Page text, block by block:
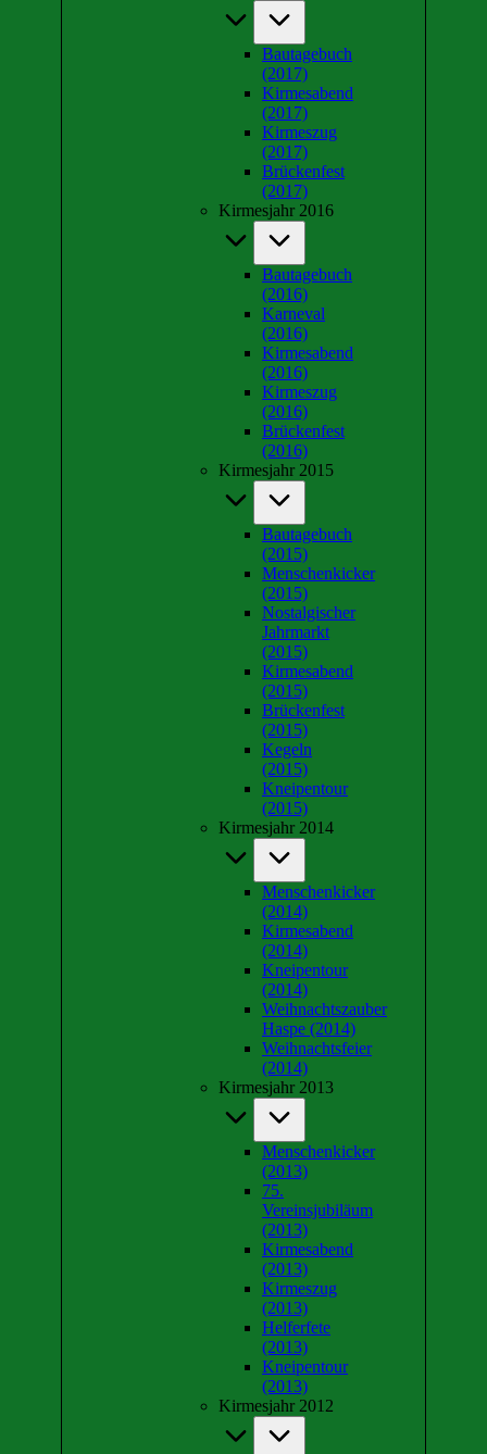
Bautagebuch
(2017)
Kirmesabend
(2017)
Kirmeszug
(2017)
Brückenfest
(2017)
Kirmesjahr 2016
Bautagebuch
(2016)
Karneval
(2016)
Kirmesabend
(2016)
Kirmeszug
(2016)
Brückenfest
(2016)
Kirmesjahr 2015
Bautagebuch
(2015)
Menschenkicker
(2015)
Nostalgischer
Jahrmarkt
(2015)
Kirmesabend
(2015)
Brückenfest
(2015)
Kegeln
(2015)
Kneipentour
(2015)
Kirmesjahr 2014
Menschenkicker
(2014)
Kirmesabend
(2014)
Kneipentour
(2014)
Weihnachtszauber
Haspe (2014)
Weihnachtsfeier
(2014)
Kirmesjahr 2013
Menschenkicker
(2013)
75.
Vereinsjubiläum
(2013)
Kirmesabend
(2013)
Kirmeszug
(2013)
Helferfete
(2013)
Kneipentour
(2013)
Kirmesjahr 2012